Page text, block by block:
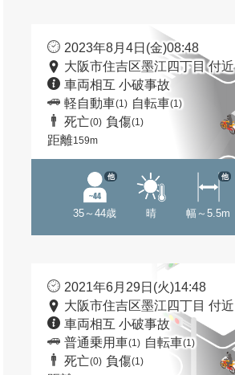
2023年8月4日(金)08:48
大阪市住吉区墨江四丁目 付近
車両相互 小破事故
軽自動車(1) 自転車(1)
死亡(0) 負傷(1)
距離159m
35～44歳
他
晴 幅～5.5m
他
2021年6月29日(火)14:48
大阪市住吉区墨江四丁目 付近
車両相互 小破事故
普通乗用車(1) 自転車(1)
死亡(0) 負傷(1)